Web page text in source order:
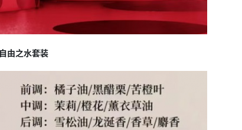
由之水套装